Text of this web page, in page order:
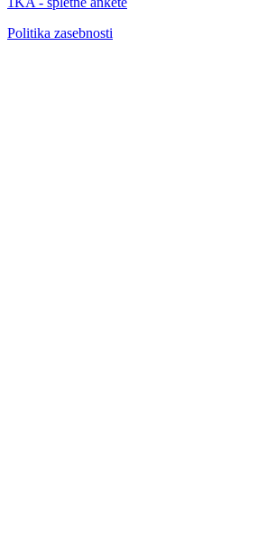
Politika zasebnosti